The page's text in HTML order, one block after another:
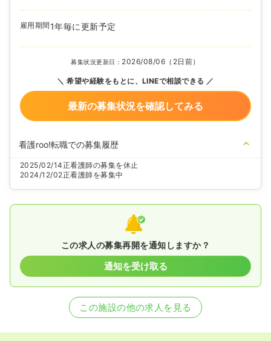
雇用期間 1年毎に更新予定
募集状況更新日： 2026/08/06（2日前）
希望や経験をもとに、LINEで相談できる
最新の募集状況を確認してみる
看護roo!転職での募集履歴
2025/02/14正看護師の募集を休止
2024/12/02正看護師を募集中
この求人の募集再開を通知しますか？
通知を受け取る
この施設の他の求人を見る